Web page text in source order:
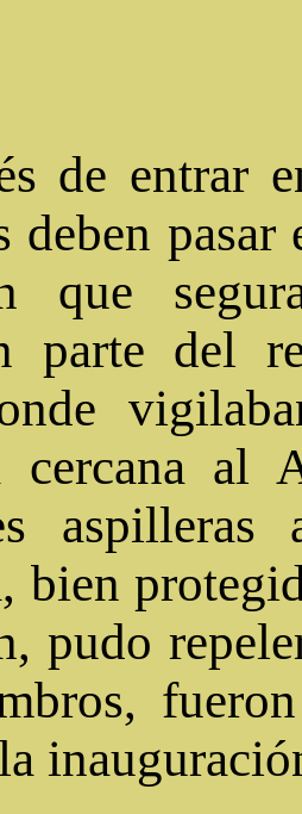
de entrar
deben pasar
que
parte del
cercana al
bien
pudo